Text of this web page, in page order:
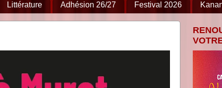
Littérature Adhésion 26/27 Festival 2026